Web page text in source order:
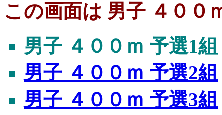
この画面は 男子 ４００
男子 ４００ｍ 予選1組
男子 ４００ｍ 予選2組
男子 ４００ｍ 予選3組